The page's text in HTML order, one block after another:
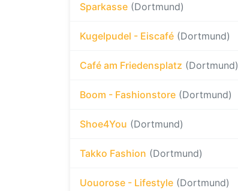
Sparkasse (Dortmund)
Kugelpudel - Eiscafé (Dortmund)
Café am Friedensplatz (Dortmund)
Boom - Fashionstore (Dortmund)
Shoe4You (Dortmund)
Takko Fashion (Dortmund)
Uouorose - Lifestyle (Dortmund)